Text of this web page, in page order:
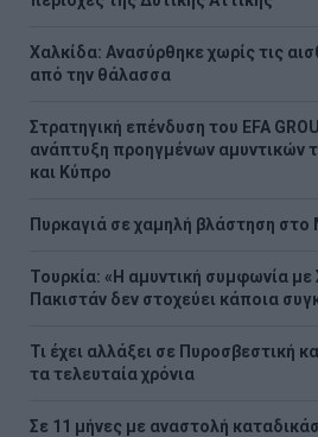
Χαλκίδα: Ανασύρθηκε χωρίς τις
από την θάλασσα
Στρατηγική επένδυση του EFA
ανάπτυξη προηγμένων αμυντικών
και Κύπρο
Πυρκαγιά σε χαμηλή βλάστηση
Τουρκία: «Η αμυντική συμφωνία με
Πακιστάν δεν στοχεύει κάποια
Τι έχει αλλάξει σε Πυροσβεστική
τα τελευταία χρόνια
Σε 11 μήνες με αναστολή